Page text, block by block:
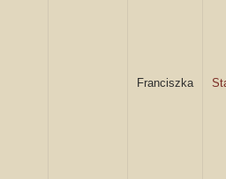
Franciszka